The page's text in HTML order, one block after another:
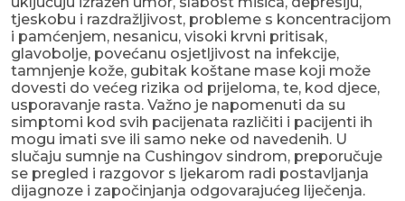
tjeskobu i razdražljivost, probleme s koncentracijom
i pamćenjem, nesanicu, visoki krvni pritisak,
glavobolje, povećanu osjetljivost na infekcije,
tamnjenje kože, gubitak koštane mase koji može
dovesti do većeg rizika od prijeloma, te, kod djece,
usporavanje rasta. Važno je napomenuti da su
simptomi kod svih pacijenata različiti i pacijenti ih
mogu imati sve ili samo neke od navedenih. U
slučaju sumnje na Cushingov sindrom, preporučuje
se pregled i razgovor s ljekarom radi postavljanja
dijagnoze i započinjanja odgovarajućeg liječenja.